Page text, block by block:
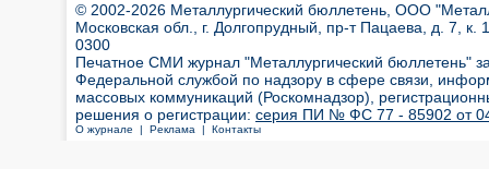
© 2002-2026 Металлургический бюллетень, ООО
Московская обл., г. Долгопрудный, пр-т Пацаева, д. 7,
0300
Печатное СМИ журнал "Металлургический бюллетень"
Федеральной службой по надзору в сфере связи,
массовых коммуникаций (Роскомнадзор),
решения о регистрации: серия ПИ № ФС 77 - 85902 от 04
О журнале | Реклама | Контакты